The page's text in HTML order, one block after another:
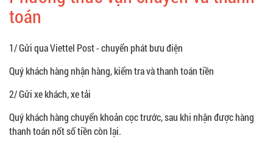
toán
1/ Gửi qua Viettel Post - chuyển phát bưu điện
Quý khách hàng nhận hàng, kiểm tra và thanh toán tiền
2/ Gửi xe khách, xe tải
Quý khách hàng chuyển khoản cọc trước, sau khi nhận được hàng
thanh toán nốt số tiền còn lại.